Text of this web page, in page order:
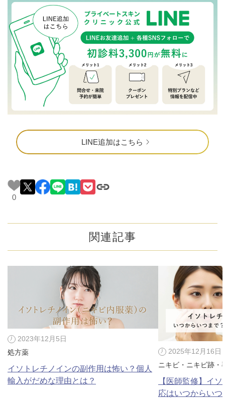
LINE追加はこちら
0
関連記事
2023年12月5日
処方薬
イソトレチノインの副作用は怖い？個人
輸入がだめな理由とは？
2025年12月16日
ニキビ・ニキビ跡・
【医師監修】イ
応はいつからいつ